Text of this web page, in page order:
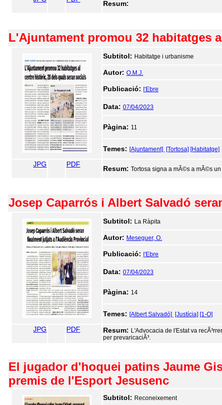
Resum:
L'Ajuntament promou 32 habitatges
Subtitol: Habitatge i urbanisme
Autor: O.M.J.
Publicació: l'Ebre
Data: 07/04/2023
Pàgina: 11
Temes: [Ajuntament] [Tortosa] [Habitatge]
JPG PDF
Resum: Tortosa signa a mÃ©s a mÃ©s
Josep Caparrós i Albert Salvadó
Subtitol: La Ràpita
Autor: Meseguer, O.
Publicació: l'Ebre
Data: 07/04/2023
Pàgina: 14
Temes: [Albert Salvadó] [Justícia] [1-O]
JPG PDF Resum: L'Advocacia de l'Estat va
per prevaricaciÃ³.
El jugador d'hoquei patins Jaume
premis de l'Esport Jesusenc
Subtitol: Reconeixement